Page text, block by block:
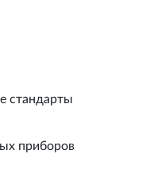
стандарты
приборов